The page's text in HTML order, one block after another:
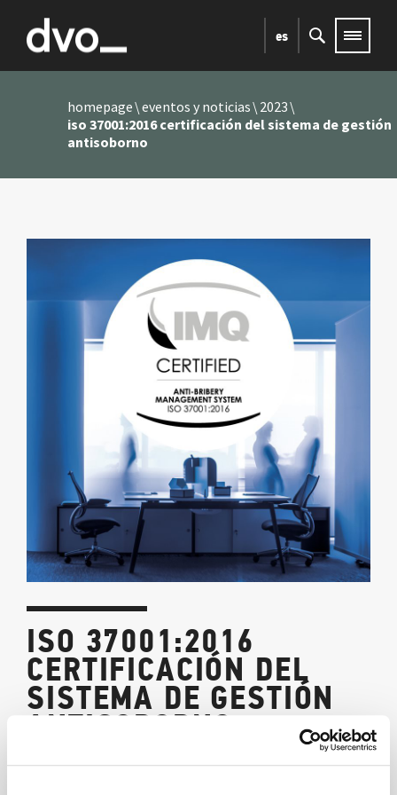
es
homepage eventos y noticias 2023
iso 37001:2016 certificación del sistema de gestión
antisoborno
ISO 37001:2016
CERTIFICACIÓN DEL
SISTEMA DE GESTIÓN
ANTISOBORNO
07/09/2023